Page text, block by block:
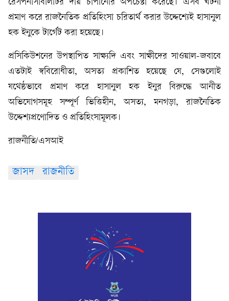
রেসপনসিবিলিটির দায় চাপানোর অপচেষ্টা করেছে। এসব ঘটনা
প্রমাণ করে রাজনৈতিক প্রতিহিংসা চরিতার্থ করার উদ্দেশ্যেই হাসানুল
হক ইনুকে টার্গেট করা হয়েছে।
প্রসিকিউশনের উপস্থাপিত সাক্ষ্যদি এবং সাক্ষীদের সাওয়াল-জবাবে
এতটাই স্ববিরোধীতা, অসত্য প্রকাশিত হয়েছে যে, সেগুলোই
যথেষ্ঠভাবে প্রমাণ করে হাসানুল হক ইনুর বিরুদ্ধে আনীত
অভিযোগসমূহ সম্পূর্ণ ভিত্তিহীন, অসত্য, মনগড়া, রাজনৈতিক
উদ্দেশ্যপ্রণোদিত ও প্রতিহিংসামূলক।
রাজনীতি/এসআই
জাসদ রাজনীতি